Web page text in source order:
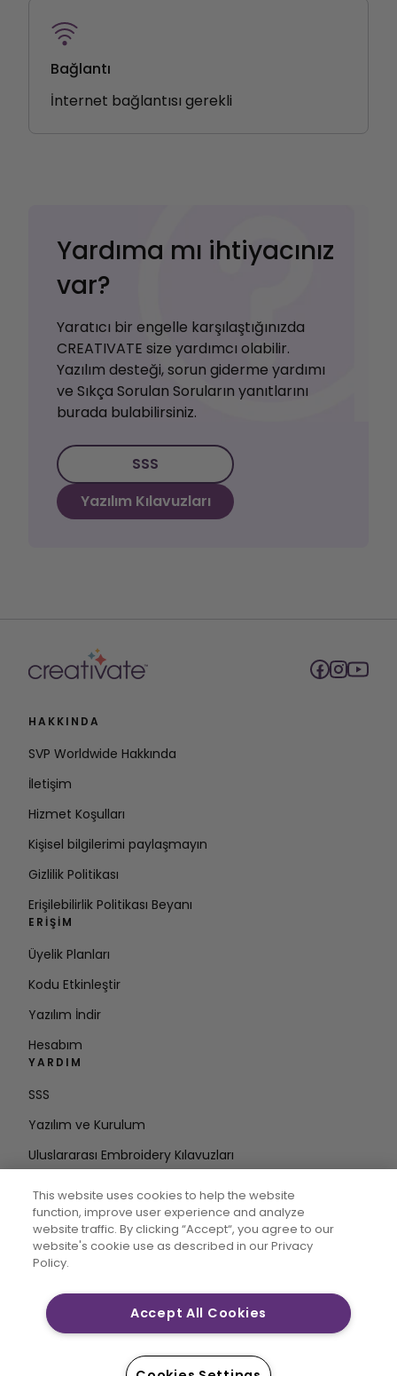
Bağlantı
İnternet bağlantısı gerekli
Yardıma mı ihtiyacınız
var?
Yaratıcı bir engelle karşılaştığınızda
CREATIVATE size yardımcı olabilir.
Yazılım desteği, sorun giderme yardımı
ve Sıkça Sorulan Soruların yanıtlarını
burada bulabilirsiniz.
SSS
Yazılım Kılavuzları
HAKKINDA
SVP Worldwide Hakkında
İletişim
Hizmet Koşulları
Kişisel bilgilerimi paylaşmayın
Gizlilik Politikası
Erişilebilirlik Politikası Beyanı
ERIŞIM
Üyelik Planları
Kodu Etkinleştir
Yazılım İndir
Hesabım
YARDIM
SSS
Yazılım ve Kurulum
Uluslararası Embroidery Kılavuzları
DÖNGÜDE KALIN
E-posta
Adresini Girin
tescilli ticari markalarıdır. © 2026 Singer Sourcing
This website uses cookies to help the website
function, improve user experience and analyze
website traffic. By clicking “Accept“, you agree to our
website's cookie use as described in our Privacy
Policy.
Accept All Cookies